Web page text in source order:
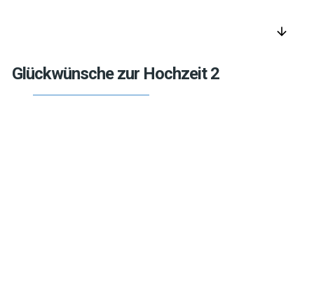
arrow_downward
Glückwünsche zur Hochzeit 2